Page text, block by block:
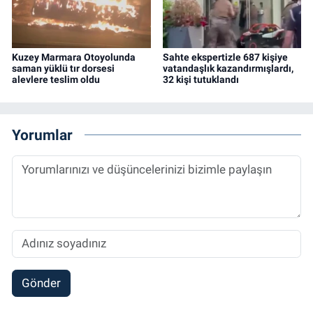
Kuzey Marmara Otoyolunda
saman yüklü tır dorsesi
alevlere teslim oldu
Sahte ekspertizle 687 kişiye
vatandaşlık kazandırmışlardı,
32 kişi tutuklandı
Yorumlar
Gönder